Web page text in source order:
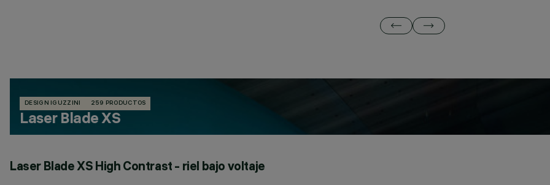
DESIGN IGUZZINI 259 PRODUCTOS
Laser Blade XS
Laser Blade XS High Contrast - riel bajo voltaje